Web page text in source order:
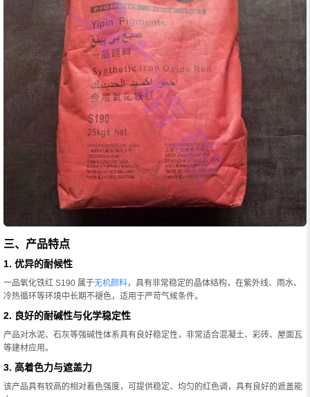
三、产品特点
1. 优异的耐候性
一品氧化铁红 S190 属于无机颜料，具有非常稳定的晶体结构，在紫外线、雨水、
冷热循环等环境中长期不褪色，适用于严苛气候条件。
2. 良好的耐碱性与化学稳定性
产品对水泥、石灰等强碱性体系具有良好稳定性，非常适合混凝土、彩砖、屋面瓦
等建材应用。
3. 高着色力与遮盖力
该产品具有较高的相对着色强度，可提供稳定、均匀的红色调，具有良好的遮盖能